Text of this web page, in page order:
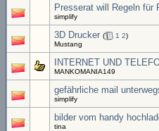
Presserat will Regeln für
simplify
3D Drucker ( 1 2)
Mustang
INTERNET UND
MANKOMANIA149
gefährliche mail
simplify
bilder vom handy
tina